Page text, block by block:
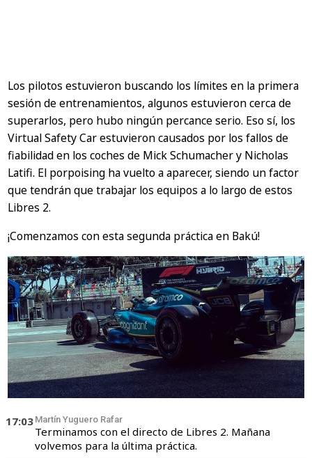
Los pilotos estuvieron buscando los límites en la primera
sesión de entrenamientos, algunos estuvieron cerca de
superarlos, pero hubo ningún percance serio. Eso sí, los
Virtual Safety Car estuvieron causados por los fallos de
fiabilidad en los coches de Mick Schumacher y Nicholas
Latifi. El porpoising ha vuelto a aparecer, siendo un factor
que tendrán que trabajar los equipos a lo largo de estos
Libres 2.
¡Comenzamos con esta segunda práctica en Bakú!
17:03 Martín Yuguero Rafar
Terminamos con el directo de Libres 2. Mañana
volvemos para la última práctica.